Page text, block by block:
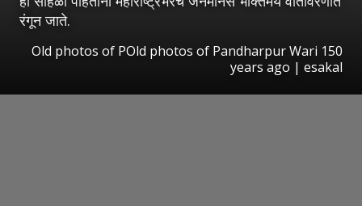
रंगून जाते.
Old photos of POld photos of Pandharpur Wari 150
years ago | esakal